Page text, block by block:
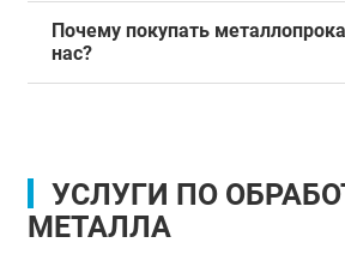
Почему покупать
нас?
УСЛУГИ ПО
МЕТАЛЛА